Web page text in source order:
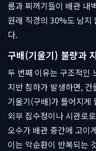
름과 찌꺼기들이 배관 내
원래 직경의 30%도 남지
다.
구배(기울기) 불량과
두 번째 이유는 구조적인
지반 침하가 발생하면,
기울기(구배)가 틀어지게
외부 집수정이나 시관로
오수가 배관 중간에 고이
이는 악순환이 반복되는